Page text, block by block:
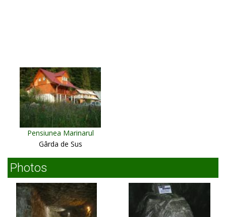
Pensiunea Marinarul
Gârda de Sus
Photos